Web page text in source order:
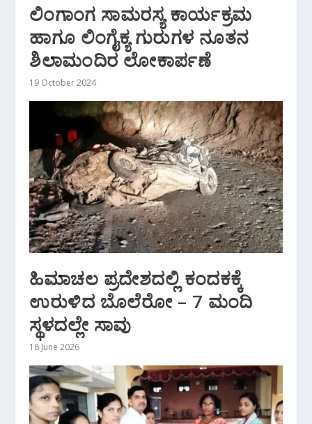
ಲಿಂಗಾಂಗ ಸಾಮರಸ್ಯ ಕಾರ್ಯಕ್ರಮ
ಹಾಗೂ ಲಿಂಗೈಕ್ಯ ಗುರುಗಳ ನೂತನ
ಶಿಲಾಮಂದಿರ ಲೋಕಾರ್ಪಣೆ
19 October 2024
ಹಿಮಾಚಲ ಪ್ರದೇಶದಲ್ಲಿ ಕಂದಕಕ್ಕೆ
ಉರುಳಿದ ಬೊಲೆರೋ – 7 ಮಂದಿ
ಸ್ಥಳದಲ್ಲೇ ಸಾವು
18 June 2026